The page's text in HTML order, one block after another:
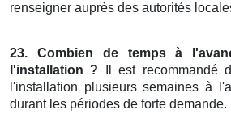
renseigner auprès des autorités
23. Combien de temps à
l'installation ? Il est recommandé
l'installation plusieurs semaines à
durant les périodes de forte demande.